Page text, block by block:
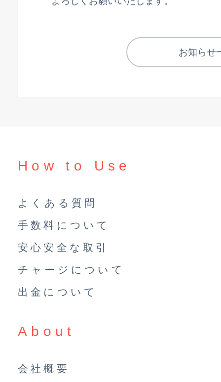
お知らせ
How to Use
よくある質問
手数料について
安心安全な取引
チャージについて
出金について
About
会社概要